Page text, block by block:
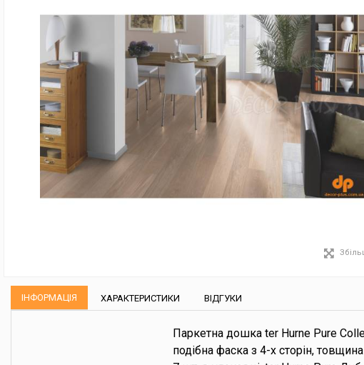
ІНФОРМАЦІЯ ХАРАКТЕРИСТИКИ ВІДГУКИ
Паркетна дошка ter Hurne Pure
подібна фаска з 4-х сторін,